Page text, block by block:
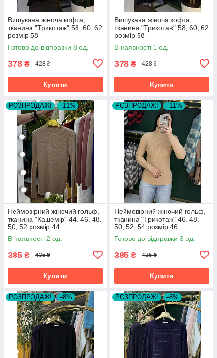
Вишукана жіноча кофта,
тканина "Трикотаж" 58, 60, 62
розмір 58
Готово до відправки 8 од.
378 ₴ 428 ₴
Купити
Вишукана жіноча кофта,
тканина "Трикотаж" 58, 60, 62
розмір 58
В наявності 1 од.
378 ₴ 428 ₴
Купити
РОЗПРОДАЖ! –11%
Неймовірний жіночий гольф,
тканина "Кашемір" 44, 46, 48,
50, 52 розмір 44
В наявності 2 од.
385 ₴ 435 ₴
Купити
РОЗПРОДАЖ! –11%
Неймовірний жіночий гольф,
тканина "Трикотаж" 46, 48,
50, 52, 54 розмір 46
Готово до відправки 3 од.
385 ₴ 435 ₴
Купити
РОЗПРОДАЖ! –8% РОЗПРОДАЖ! –8%